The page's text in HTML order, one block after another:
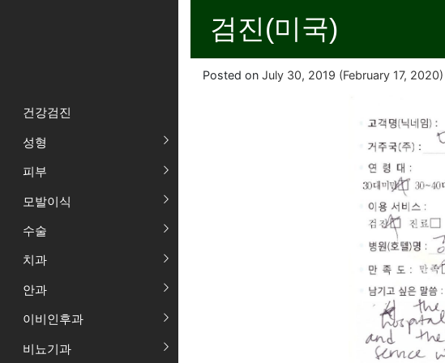
건강검진
성형
피부
모발이식
수술
치과
안과
이비인후과
비뇨기과
검진(미국)
Posted on July 30, 2019 (February 17, 2020)